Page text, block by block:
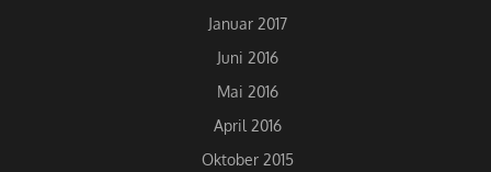
Januar 2017
Juni 2016
Mai 2016
April 2016
Oktober 2015